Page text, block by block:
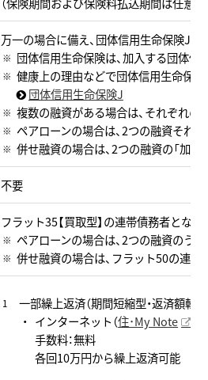
万一の場合に備え、団体信用生命保険J
団体信用生命保険は、加入する団体
健康上の理由などで団体信用生命保
団体信用生命保険J
複数の融資がある場合は、それぞれ
ペアローンの場合は、2つの融資それ
併せ融資の場合は、2つの融資の「加
不要
フラット35【買取型】の連帯債務者とな
ペアローンの場合は、2つの融資のう
併せ融資の場合は、フラット50の連帯
一部繰上返済（期間短縮型・返済額軽減
インターネット（住･My Note
手数料：無料
各回10万円から繰上返済可能